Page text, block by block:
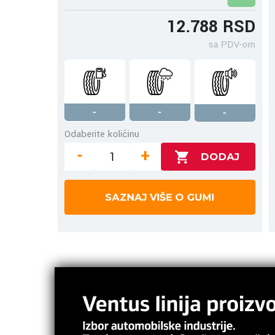
12.788 RSD
sa PDV-om
- -
-
Odaberite količinu
- +
SAZNAJ VIŠE O GUMI